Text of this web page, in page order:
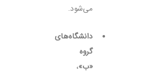
می‌شود.
دانشگاه‌های
گروه
«ب»،